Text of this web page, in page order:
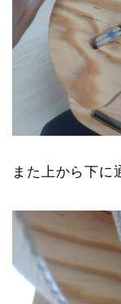
また上から下に